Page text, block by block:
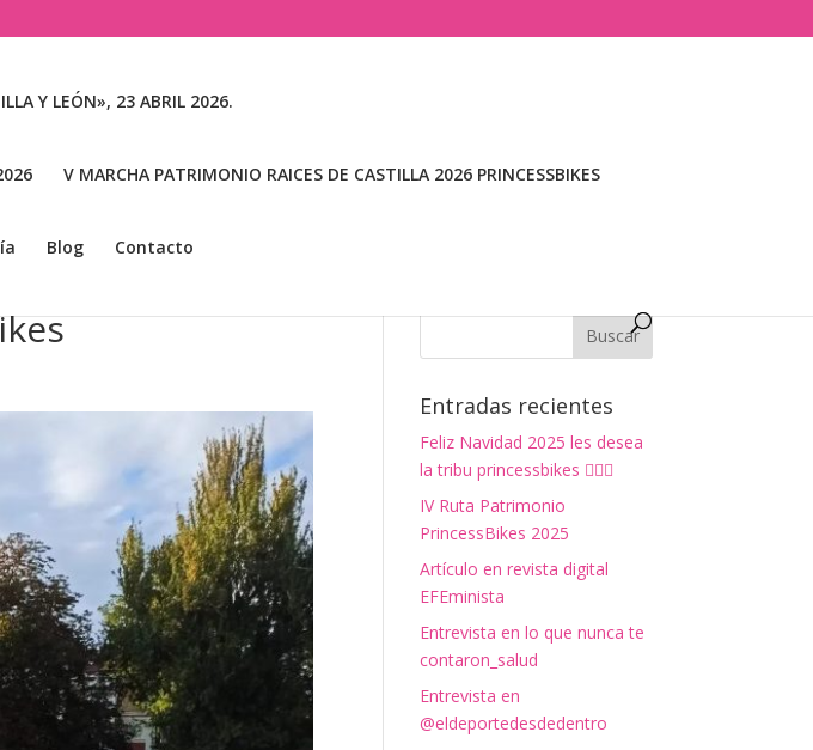
Y LEÓN», 23 ABRIL 2026.
V MARCHA PATRIMONIO RAICES DE CASTILLA 2026 PRINCESSBIKES
Blog Contacto
Entradas recientes
Feliz Navidad 2025 les desea
la tribu princessbikes 🚴‍♀️✨
IV Ruta Patrimonio
PrincessBikes 2025
Artículo en revista digital
EFEminista
Entrevista en lo que nunca te
contaron_salud
Entrevista en
@eldeportedesdedentro